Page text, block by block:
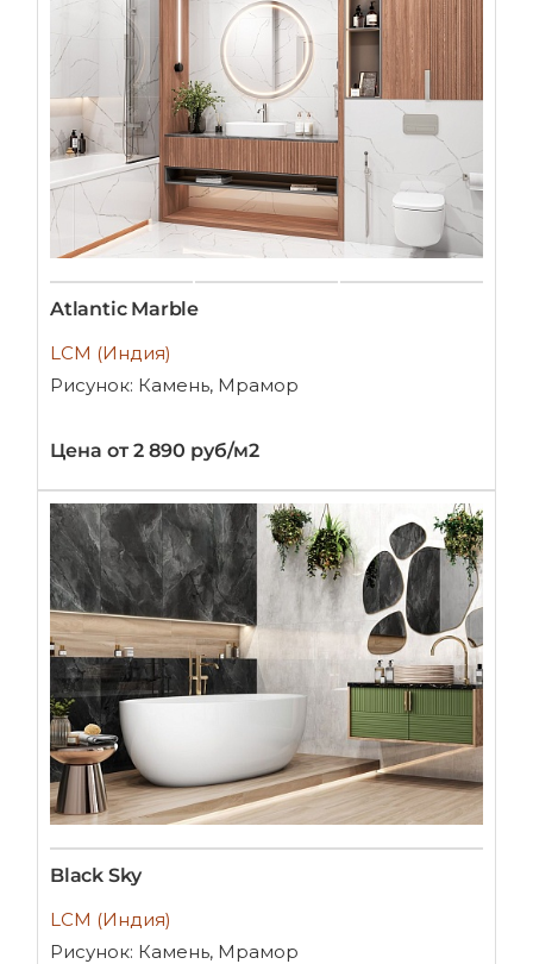
Atlantic Marble
LCM (Индия)
Рисунок: Камень, Мрамор
Цена от 2 890 руб/м2
Black Sky
LCM (Индия)
Рисунок: Камень, Мрамор